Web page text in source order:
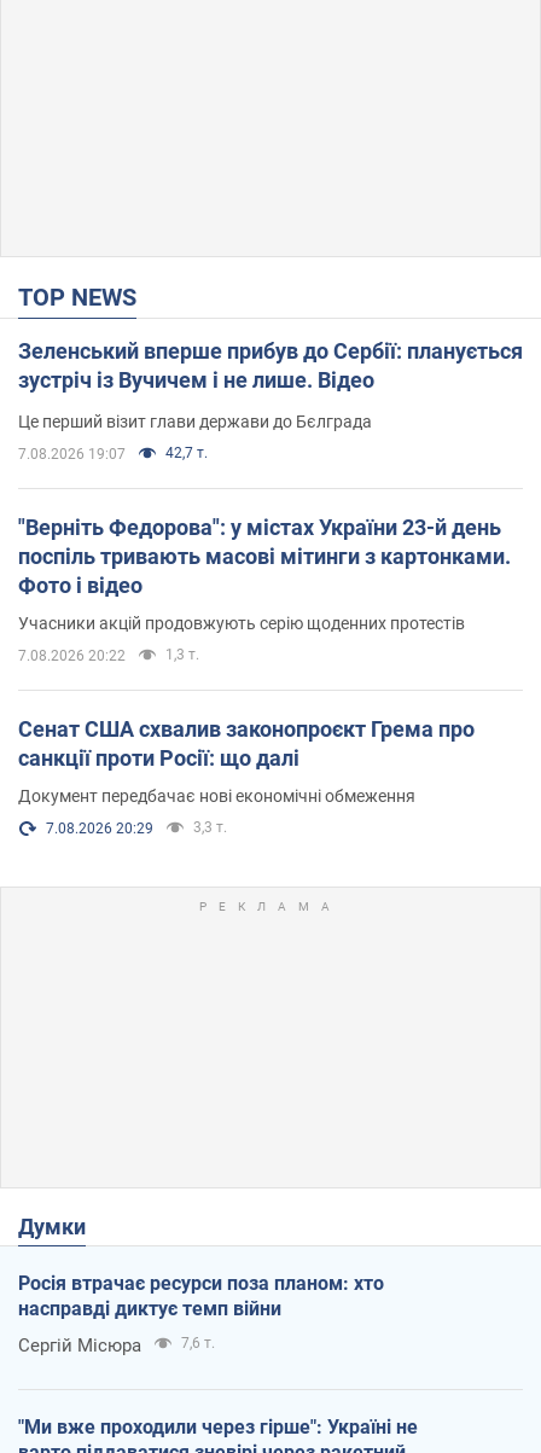
TOP NEWS
Зеленський вперше прибув до Сербії: планується
зустріч із Вучичем і не лише. Відео
Це перший візит глави держави до Бєлграда
7.08.2026 19:07 42,7 т.
"Верніть Федорова": у містах України 23-й день
поспіль тривають масові мітинги з картонками.
Фото і відео
Учасники акцій продовжують серію щоденних протестів
7.08.2026 20:22 1,3 т.
Сенат США схвалив законопроєкт Грема про
санкції проти Росії: що далі
Документ передбачає нові економічні обмеження
7.08.2026 20:29 3,3 т.
Думки
Росія втрачає ресурси поза планом: хто
насправді диктує темп війни
Сергій Місюра 7,6 т.
"Ми вже проходили через гірше": Україні не